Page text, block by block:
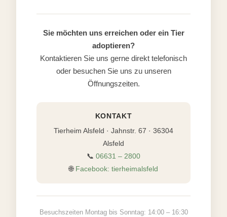
Sie möchten uns erreichen oder ein Tier
adoptieren?
Kontaktieren Sie uns gerne direkt telefonisch
oder besuchen Sie uns zu unseren
Öffnungszeiten.
KONTAKT
Tierheim Alsfeld · Jahnstr. 67 · 36304
Alsfeld
📞 06631 – 2800
🌐 Facebook: tierheimalsfeld
Besuchszeiten Montag bis Sonntag: 14:00 – 16:30